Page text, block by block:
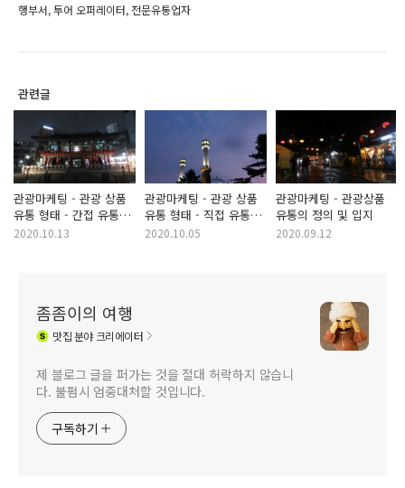
행부서, 투어 오퍼레이터, 전문유통업자
관련글
관광마케팅 - 관광 상품
유통 형태 - 간접 유통
시스템
2020.10.13
관광마케팅 - 관광 상품
유통 형태 - 직접 유통
시스템
2020.10.05
관광마케팅 - 관광상품
유통의 정의 및 입지
2020.09.12
좀좀이의 여행
맛집분야 크리에이터
제 블로그 글을 퍼가는 것을 절대 허락하지 않습니
다. 불펌시 엄중대처할 것입니다.
구독하기